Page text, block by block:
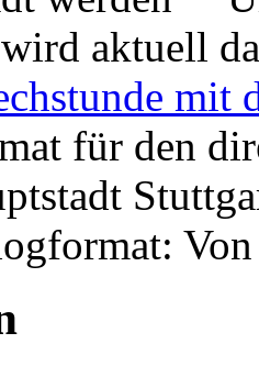
aktuell
mit
für den